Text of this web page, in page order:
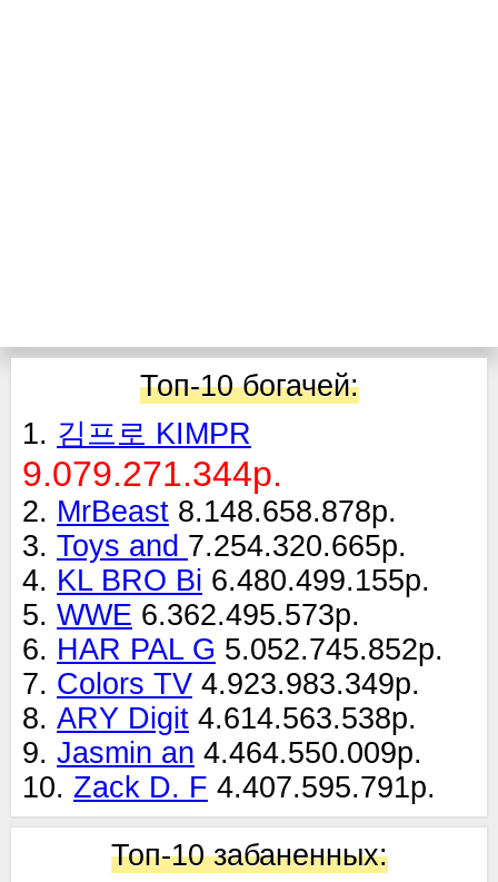
Топ-10 богачей:
1. 김프로 KIMPR
9.079.271.344р.
2. MrBeast 8.148.658.878р.
3. Toys and 7.254.320.665р.
4. KL BRO Bi 6.480.499.155р.
5. WWE 6.362.495.573р.
6. HAR PAL G 5.052.745.852р.
7. Colors TV 4.923.983.349р.
8. ARY Digit 4.614.563.538р.
9. Jasmin an 4.464.550.009р.
10. Zack D. F 4.407.595.791р.
Топ-10 забаненных: